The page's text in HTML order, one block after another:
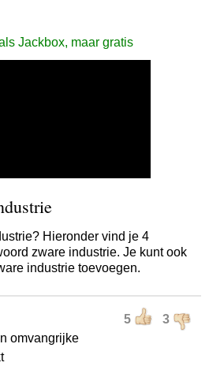
Jackbox, maar gratis
Hieronder vind je 4
zware industrie. Je kunt ook
industrie toevoegen.
5 3
omvangrijke